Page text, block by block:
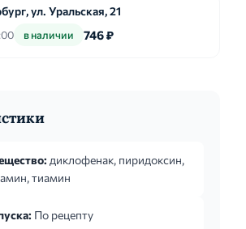
ул. Уральская, 21
в наличии 746 ₽
диклофенак, пиридоксин,
тиамин
По рецепту